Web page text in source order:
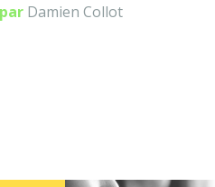
par Damien Collot